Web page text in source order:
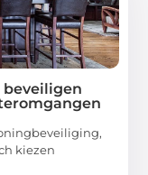
kiezen